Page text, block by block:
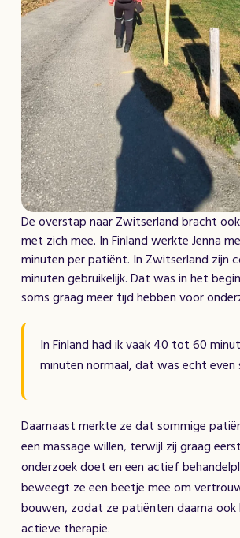
De overstap naar Zwitserland bracht
met zich mee. In Finland werkte Jenna
minuten per patiënt. In Zwitserland zijn
minuten gebruikelijk. Dat was in het
soms graag meer tijd hebben voor
In Finland had ik vaak 40 tot 60
minuten normaal, dat was echt even
Daarnaast merkte ze dat sommige
een massage willen, terwijl zij graag
onderzoek doet en een actief
beweegt ze een beetje mee om
bouwen, zodat ze patiënten daarna ook
actieve therapie.